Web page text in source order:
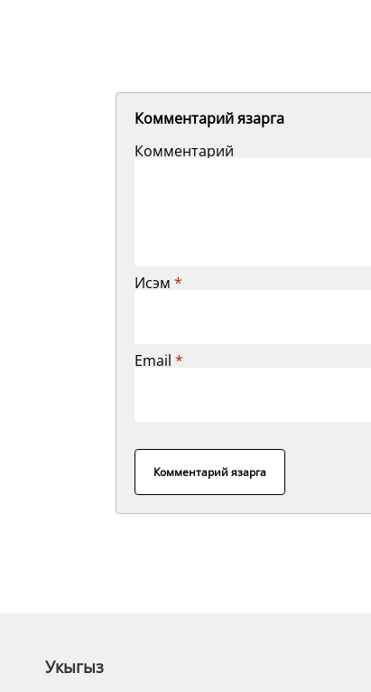
Комментарий язарга
Комментарий
Исэм *
Email *
Комментарий язарга
Укыгыз